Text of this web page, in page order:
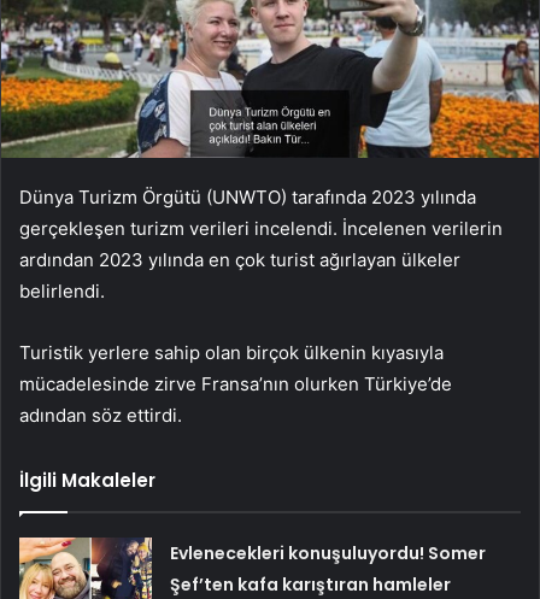
Dünya Turizm Örgütü (UNWTO) tarafında 2023 yılında
gerçekleşen turizm verileri incelendi. İncelenen verilerin
ardından 2023 yılında en çok turist ağırlayan ülkeler
belirlendi.
Turistik yerlere sahip olan birçok ülkenin kıyasıyla
mücadelesinde zirve Fransa’nın olurken Türkiye’de
adından söz ettirdi.
İlgili Makaleler
Evlenecekleri konuşuluyordu! Somer
Şef’ten kafa karıştıran hamleler